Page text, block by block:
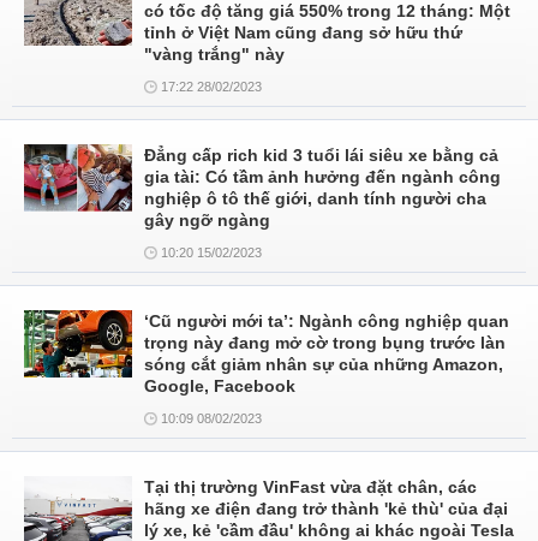
có tốc độ tăng giá 550% trong 12 tháng: Một
tỉnh ở Việt Nam cũng đang sở hữu thứ
"vàng trắng" này
17:22 28/02/2023
Đẳng cấp rich kid 3 tuổi lái siêu xe bằng cả
gia tài: Có tầm ảnh hưởng đến ngành công
nghiệp ô tô thế giới, danh tính người cha
gây ngỡ ngàng
10:20 15/02/2023
‘Cũ người mới ta’: Ngành công nghiệp quan
trọng này đang mở cờ trong bụng trước làn
sóng cắt giảm nhân sự của những Amazon,
Google, Facebook
10:09 08/02/2023
Tại thị trường VinFast vừa đặt chân, các
hãng xe điện đang trở thành 'kẻ thù' của đại
lý xe, kẻ 'cầm đầu' không ai khác ngoài Tesla